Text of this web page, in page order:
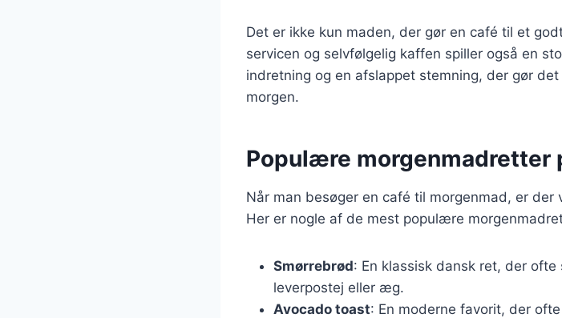
Det er ikke kun maden, der gør en café til et
servicen og selvfølgelig kaffen spiller også en
indretning og en afslappet stemning, der gør
morgen.
Populære morgenmadretter
Når man besøger en café til morgenmad, er
Her er nogle af de mest populære
Smørrebrød: En klassisk dansk ret, der
leverpostej eller æg.
Avocado toast: En moderne favorit, der